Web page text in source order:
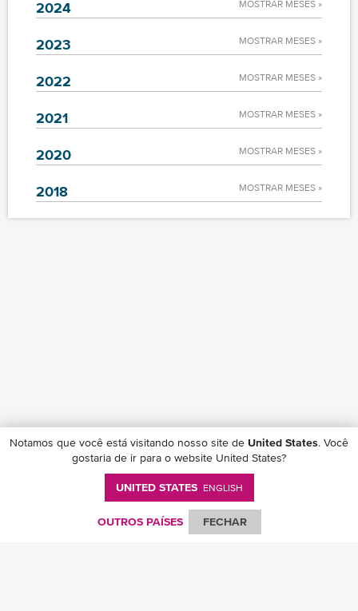
2024 MOSTRAR MESES »
2023 MOSTRAR MESES »
2022 MOSTRAR MESES »
2021 MOSTRAR MESES »
2020 MOSTRAR MESES »
2018 MOSTRAR MESES »
Follow ONE on social media
Notamos que você está visitando nosso site de United States. Você
gostaria de ir para o website United States?
UNITED STATES ENGLISH
OUTROS PAÍSES FECHAR